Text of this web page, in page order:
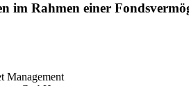
im Rahmen einer
Management